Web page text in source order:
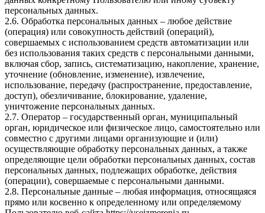
персональных данных.
2.6. Обработка персональных данных – любое действие
(операция) или совокупность действий (операций),
совершаемых с использованием средств автоматизации или
без использования таких средств с персональными данными,
включая сбор, запись, систематизацию, накопление, хранение,
уточнение (обновление, изменение), извлечение,
использование, передачу (распространение, предоставление,
доступ), обезличивание, блокирование, удаление,
уничтожение персональных данных.
2.7. Оператор – государственный орган, муниципальный
орган, юридическое или физическое лицо, самостоятельно или
совместно с другими лицами организующие и (или)
осуществляющие обработку персональных данных, а также
определяющие цели обработки персональных данных, состав
персональных данных, подлежащих обработке, действия
(операции), совершаемые с персональными данными.
2.8. Персональные данные – любая информация, относящаяся
прямо или косвенно к определенному или определяемому